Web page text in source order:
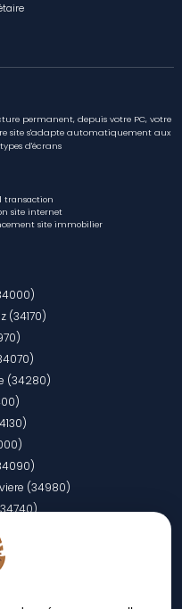
permanent, depuis votre PC, votre
site s'adapte automatiquement aux
d'écrans
transaction
site internet
site immobilier
(34170)
(34280)
(34980)